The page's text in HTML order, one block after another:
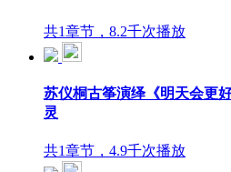
共1章节，8.2千次播放
苏仪桐古筝演绎《明天会更
灵
共1章节，4.9千次播放